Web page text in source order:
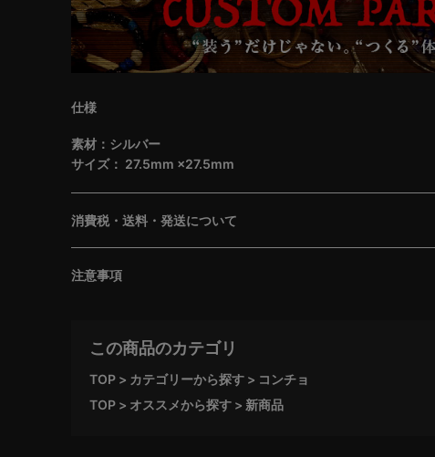
仕様
素材：シルバー
サイズ： 27.5mm ×27.5mm
消費税・送料・発送について
注意事項
この商品のカテゴリ
TOP カテゴリーから探す
コンチョ
TOP
オススメから探す 新商品